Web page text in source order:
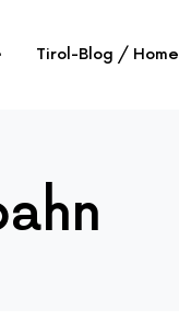
Tirol-Blog / Home